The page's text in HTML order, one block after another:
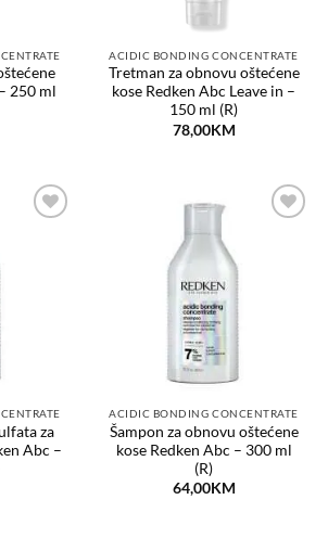
250 ml
ACIDIC BONDING CONCENTRATE
Tretman za obnovu oštećene
kose Redken Abc Leave in –
150 ml (R)
78,00KM
za
Abc –
ACIDIC BONDING CONCENTRATE
Šampon za obnovu oštećene
kose Redken Abc – 300 ml
(R)
64,00KM